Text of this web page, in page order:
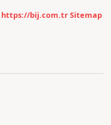
https://bij.com.trSitemap